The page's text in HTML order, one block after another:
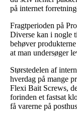
på internet
Fragtperioden på
Diverse kan i nogle
behøver
at man undersøger
Størstedelen af
hverdag på mange
Flexi Bait Screws,
forinden et fastsat
få varerne på